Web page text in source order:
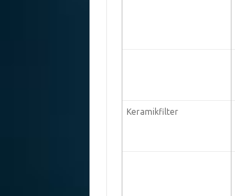
Keramikfilter